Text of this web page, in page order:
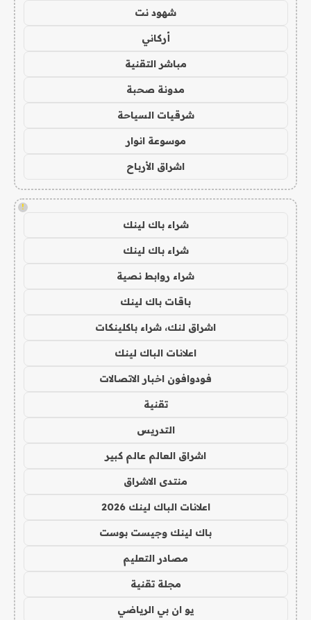
شهود نت
أركاني
مباشر التقنية
مدونة صحبة
شرقيات السياحة
موسوعة انوار
اشراق الأرباح
!
شراء باك لينك
شراء باك لينك
شراء روابط نصية
باقات باك لينك
اشراق لنك، شراء باكلينكات
اعلانات الباك لينك
فودوافون اخبار الاتصالات
تقنية
التدريس
اشراق العالم عالم كبير
منتدى الاشراق
اعلانات الباك لينك 2026
باك لينك وجيست بوست
مصادر التعليم
مجلة تقنية
يو ان بي الرياضي